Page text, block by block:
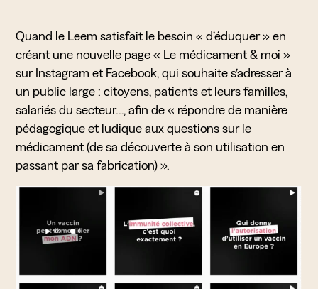
Quand le Leem satisfait le besoin « d’éduquer » en
créant une nouvelle page « Le médicament & moi »
sur Instagram et Facebook, qui souhaite s’adresser à
un public large : citoyens, patients et leurs familles,
salariés du secteur…, afin de « répondre de manière
pédagogique et ludique aux questions sur le
médicament (de sa découverte à son utilisation en
passant par sa fabrication) ».